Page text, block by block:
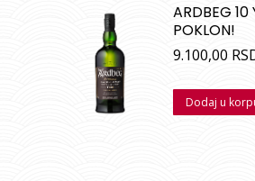
ARDBEG 10
POKLON!
9.100,00
Dodaj u